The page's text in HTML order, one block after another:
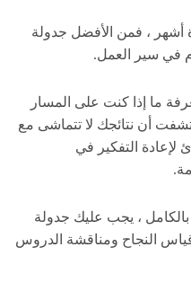
أشهر ، فمن الأفضل جدولة
في سير العمل.
ما إذا كنت على المسار
أن نتائجك لا تتماشى مع
لإعادة التفكير في
بالكامل ، يجب عليك جدولة
النجاح ومناقشة الدروس